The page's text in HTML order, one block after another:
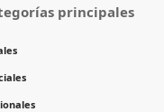
principales